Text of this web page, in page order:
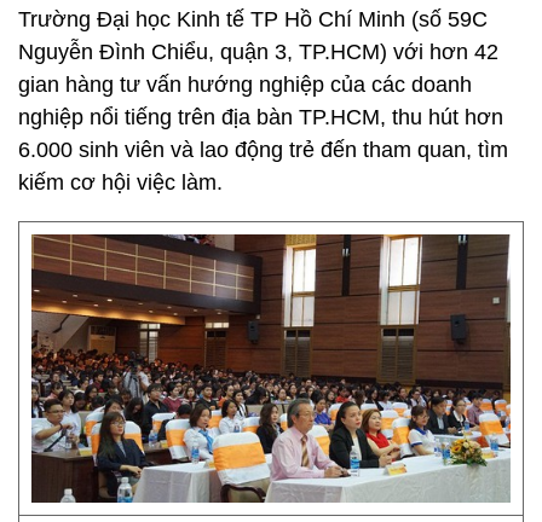
Trường Đại học Kinh tế TP Hồ Chí Minh (số 59C
Nguyễn Đình Chiểu, quận 3, TP.HCM) với hơn 42
gian hàng tư vấn hướng nghiệp của các doanh
nghiệp nổi tiếng trên địa bàn TP.HCM, thu hút hơn
6.000 sinh viên và lao động trẻ đến tham quan, tìm
kiếm cơ hội việc làm.